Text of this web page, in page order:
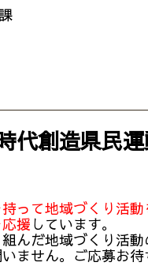
代創造県民
って地域づくり活
援 しています。
んだ地域づくり活
ません。ご応募お待